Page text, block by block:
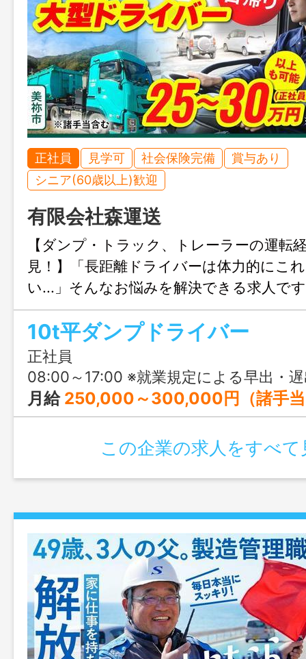
正社員 見学可 社会保険完備
賞与あり
シニア(60歳以上)歓迎
有限会社森運送
【ダンプ・トラック、トレーラーの運転
見！】「長距離ドライバーは体力的にこ
い...」そんなお悩みを解決できる求人で
可能で、手積みなし・運転がメインの仕
負担も少ない！60歳以上の方も応募可能
10t平ダンプドライバー
正社員
08:00～17:00 ※就業規定による早出・
月給 250,000～300,000円（諸手当を含む） 【給与詳細】 基本給：205,833円（日給9,500円 × 年間労働日数260日 ÷ 12ヶ月） 固定残業代：14,850円 ▶︎▶︎ 月給 220,683円 ※上記金額に、超過分の残業手当、そ
この企業の求人をすべて